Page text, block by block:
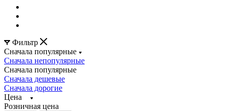
Фильтр
Сначала популярные
Сначала непопулярные
Сначала популярные
Сначала дешевые
Сначала дорогие
Цена
Розничная цена